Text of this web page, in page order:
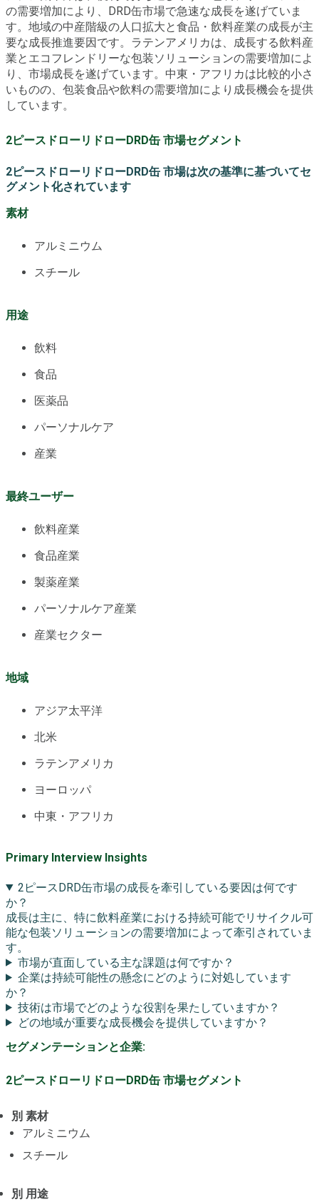
の需要増加により、DRD缶市場で急速な成長を遂げていま
す。地域の中産階級の人口拡大と食品・飲料産業の成長が主
要な成長推進要因です。ラテンアメリカは、成長する飲料産
業とエコフレンドリーな包装ソリューションの需要増加によ
り、市場成長を遂げています。中東・アフリカは比較的小さ
いものの、包装食品や飲料の需要増加により成長機会を提供
しています。
2ピースドローリドローDRD缶 市場セグメント
2ピースドローリドローDRD缶 市場は次の基準に基づいてセ
グメント化されています
素材
アルミニウム
スチール
用途
飲料
食品
医薬品
パーソナルケア
産業
最終ユーザー
飲料産業
食品産業
製薬産業
パーソナルケア産業
産業セクター
地域
アジア太平洋
北米
ラテンアメリカ
ヨーロッパ
中東・アフリカ
Primary Interview Insights
2ピースDRD缶市場の成長を牽引している要因は何です
か？
成長は主に、特に飲料産業における持続可能でリサイクル可
能な包装ソリューションの需要増加によって牽引されていま
す。
市場が直面している主な課題は何ですか？
企業は持続可能性の懸念にどのように対処しています
か？
技術は市場でどのような役割を果たしていますか？
どの地域が重要な成長機会を提供していますか？
セグメンテーションと企業:
2ピースドローリドローDRD缶 市場セグメント
別 素材
アルミニウム
スチール
別 用途